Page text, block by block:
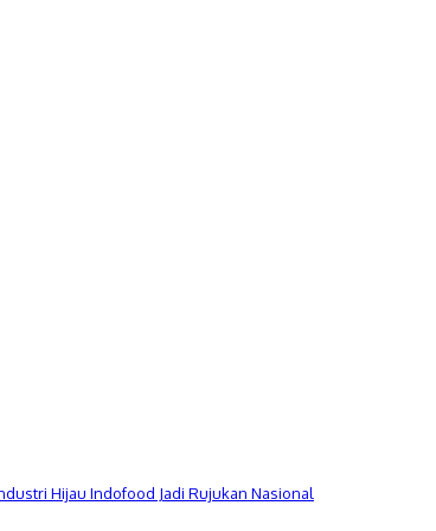
Hijau Indofood Jadi Rujukan Nasional